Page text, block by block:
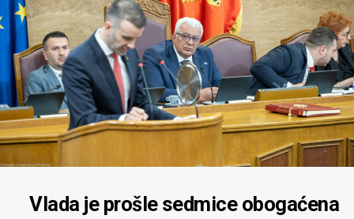
Vlada je prošle sedmice obogaćena